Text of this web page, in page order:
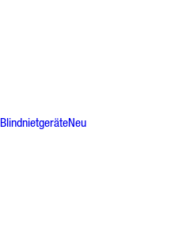
BlindnietgeräteNeu